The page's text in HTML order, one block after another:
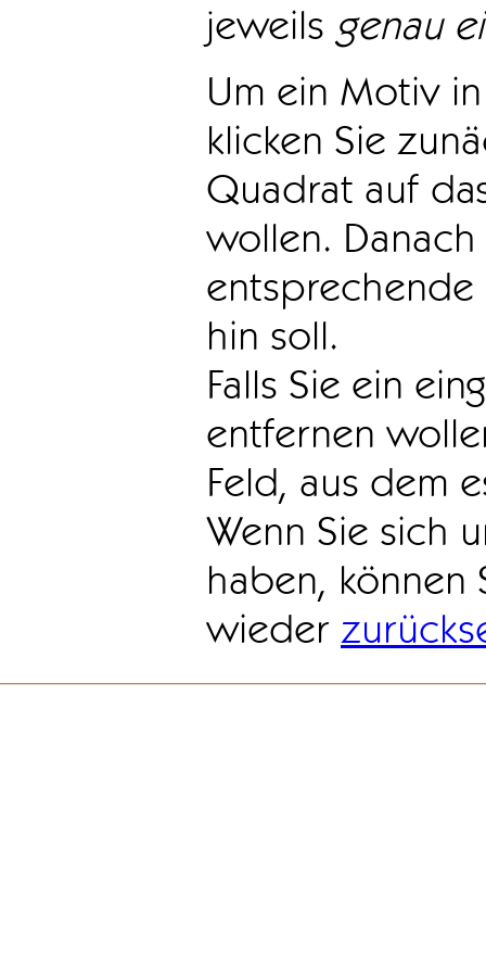
jeweils genau
Um ein Motiv
klicken Sie
Quadrat auf
wollen.
hin soll.
Falls Sie ein
entfernen
Feld, aus dem
Wenn Sie sich
haben, können
wieder